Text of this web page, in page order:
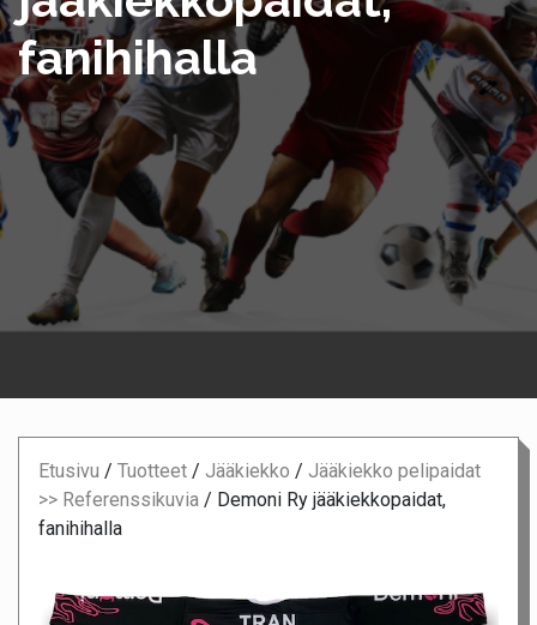
fanihihalla
Etusivu / Tuotteet / Jääkiekko / Jääkiekko pelipaidat
>> Referenssikuvia / Demoni Ry jääkiekkopaidat,
fanihihalla